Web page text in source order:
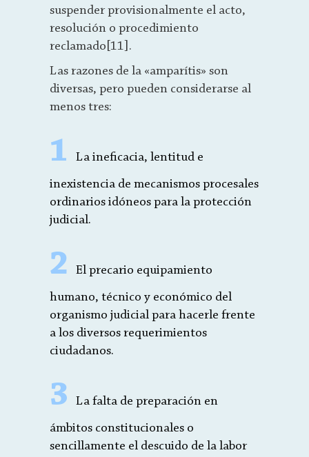
suspender provisionalmente el acto,
resolución o procedimiento
reclamado[11].
Las razones de la «amparítis» son
diversas, pero pueden considerarse al
menos tres:
1 La ineficacia, lentitud e
inexistencia de mecanismos procesales
ordinarios idóneos para la protección
judicial.
2 El precario equipamiento
humano, técnico y económico del
organismo judicial para hacerle frente
a los diversos requerimientos
ciudadanos.
3 La falta de preparación en
ámbitos constitucionales o
sencillamente el descuido de la labor